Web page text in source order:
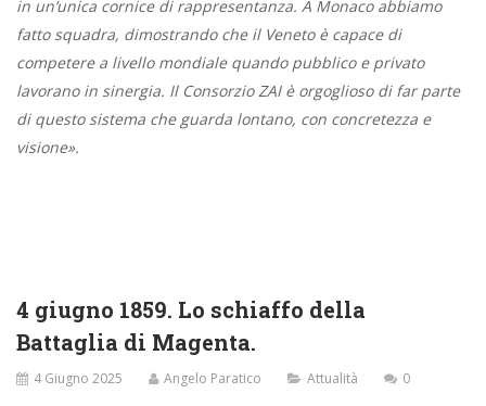
L’Ossario di Magenta, dove
scese l’autore di questo articolo
Quella vittoria
sanguinosa, combattuta
da francesi e piemontesi
casa per casa nelle
strade di Magenta, a colpi di baionetta e con il calcio dei
fucili. Quella fu il preludio dello scontro di Solferino e di San
che me ne stavo lì a stoccafisso col moccio gocciolante i
lacrimoni e tremavo tutta. Vai a prendere una pezza che almeno
gli copriamo la faccia, va’ com’era bello. Bello bello. Madonna